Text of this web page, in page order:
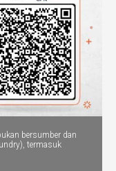
bersumber dan
termasuk